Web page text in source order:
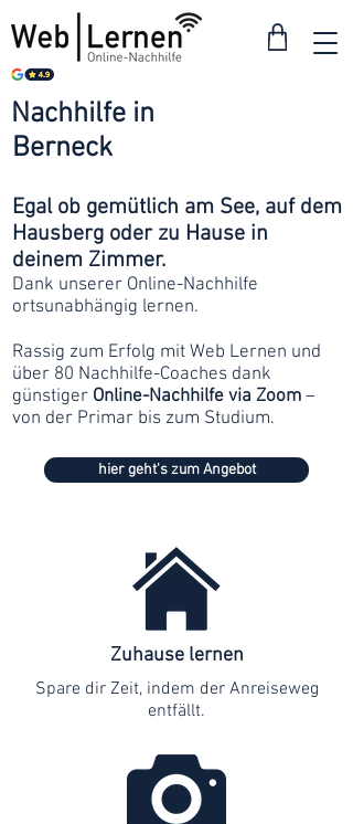
Berneck
Nachhilfe in
Egal ob gemütlich am See, auf dem
Hausberg oder zu Hause in
deinem Zimmer.
Dank unserer Online-Nachhilfe
ortsunabhängig lernen.
Rassig zum Erfolg mit Web Lernen und
über 80 Nachhilfe-Coaches dank
günstiger Online-Nachhilfe via Zoom –
von der Primar bis zum Studium.
hier geht's zum Angebot
Zuhause lernen
Spare dir Zeit, indem der Anreiseweg
entfällt.